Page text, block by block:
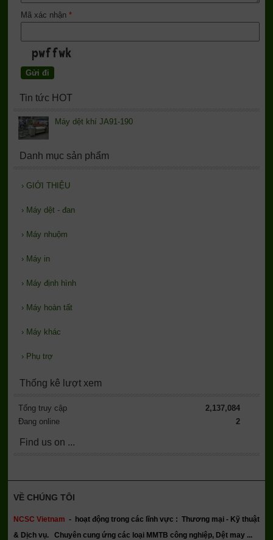
Mã xác nhận *
Tin tức HOT
Máy dệt khí JA91-190
Danh mục sản phẩm
› GIỚI THIỆU
› Máy dệt - đan
› Máy nhuộm
› Máy in
› Máy định hình
› Máy hoàn tất
› Máy khác
› Phụ trợ
Thống kê lượt xem
Tổng truy cập
2,137,084
Đang online
2
Find us on ...
VỀ CHÚNG TÔI
NCSC Vietnam - hoạt động trong các lĩnh vực : Thương mại - Kỹ thuật
& Dịch vụ. Chuyên cung ứng các loại MMTB công nghiệp, Dệt may ...